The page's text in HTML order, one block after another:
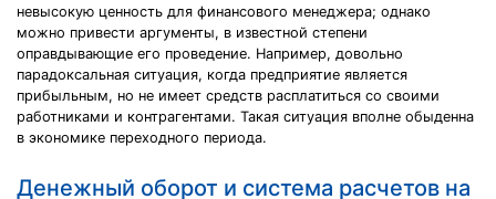
невысокую ценность для финансового менеджера; однако
можно привести аргументы, в известной степени
оправдывающие его проведение. Например, довольно
парадоксальная ситуация, когда предприятие является
прибыльным, но не имеет средств расплатиться со своими
работниками и контрагентами. Такая ситуация вполне обыденна
в экономике переходного периода.
Денежный оборот и система расчетов на